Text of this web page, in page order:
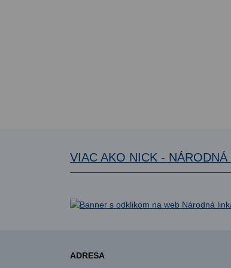
VIAC AKO NICK -
ADRESA